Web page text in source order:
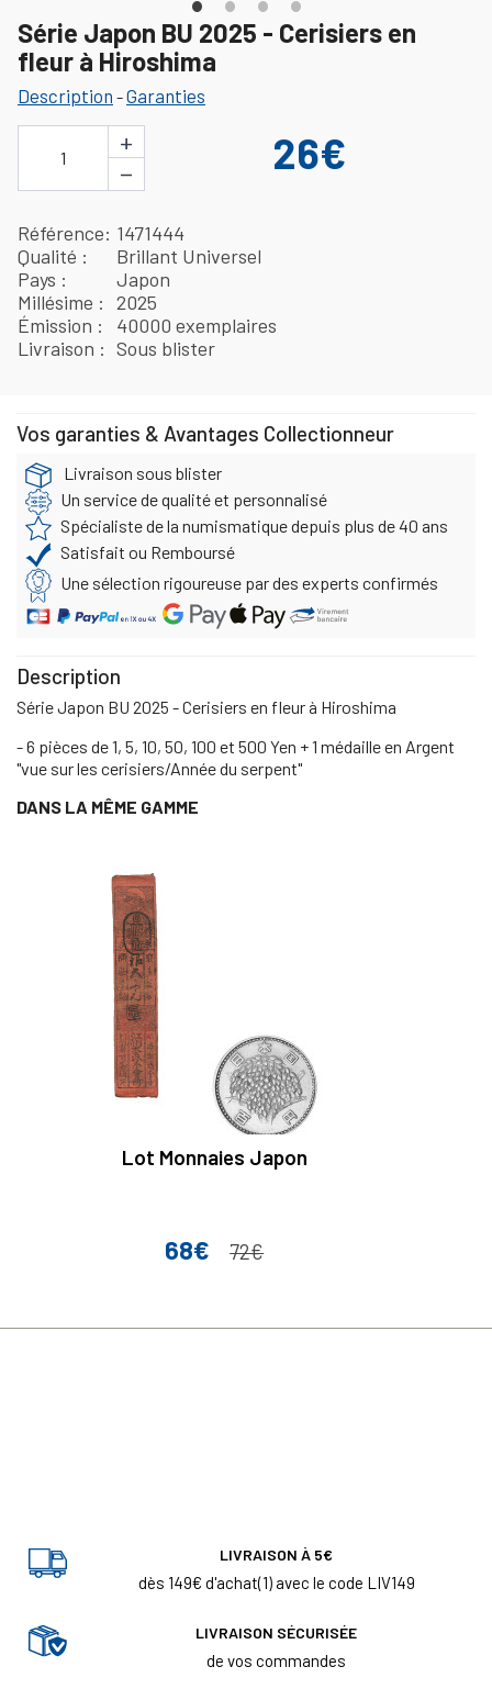
Série Japon BU 2025 - Cerisiers en
fleur à Hiroshima
Description -Garanties
1
+
−
26€
Référence 1471444
Qualité
Brillant Universel
Pays
Japon
Millésime
2025
Émission
40000 exemplaires
Livraison
Sous blister
Vos garanties & Avantages Collectionneur
Livraison sous blister
Un service de qualité et personnalisé
Spécialiste de la numismatique depuis plus de 40 ans
Satisfait ou Remboursé
Une sélection rigoureuse par des experts confirmés
Description
Série Japon BU 2025 - Cerisiers en fleur à Hiroshima
- 6 pièces de 1, 5, 10, 50, 100 et 500 Yen + 1 médaille en Argent
"vue sur les cerisiers/Année du serpent"
DANS LA MÊME GAMME
Lot Monnaies Japon
Prix
68€ Prix de base
72€
LIVRAISON À 5€
dès 149€ d'achat(1) avec le code LIV149
LIVRAISON SÉCURISÉE
de vos commandes